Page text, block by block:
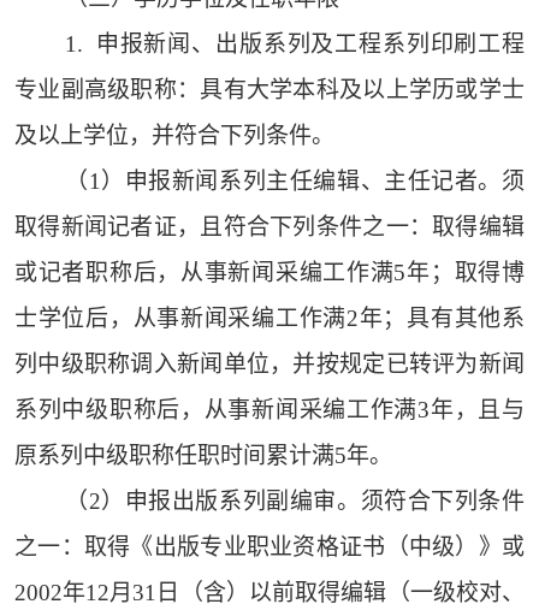
1. 申报新闻、出版系列及工程系列印刷工程
专业副高级职称：具有大学本科及以上学历或学士
及以上学位，并符合下列条件。
（1）申报新闻系列主任编辑、主任记者。须
取得新闻记者证，且符合下列条件之一：取得编辑
或记者职称后，从事新闻采编工作满5年；取得博
士学位后，从事新闻采编工作满2年；具有其他系
列中级职称调入新闻单位，并按规定已转评为新闻
系列中级职称后，从事新闻采编工作满3年，且与
原系列中级职称任职时间累计满5年。
（2）申报出版系列副编审。须符合下列条件
之一：取得《出版专业职业资格证书（中级）》或
2002年12月31日（含）以前取得编辑（一级校对、